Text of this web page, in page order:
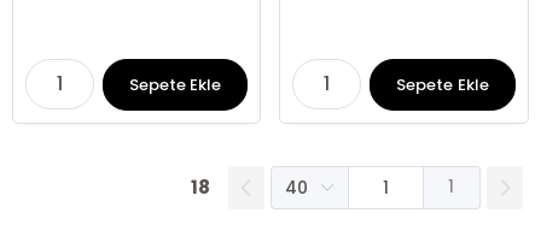
Sepete Ekle Sepete Ekle
18 1